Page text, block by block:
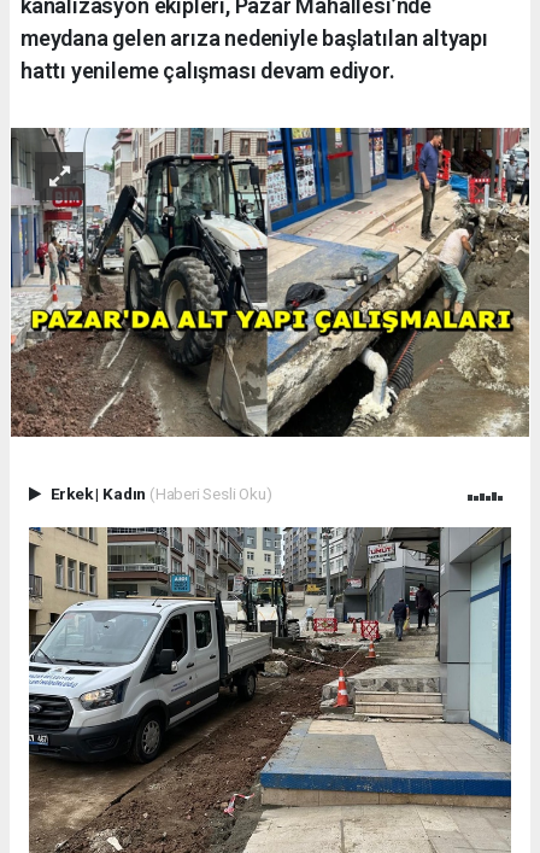
kanalizasyon ekipleri, Pazar Mahallesi’nde
meydana gelen arıza nedeniyle başlatılan altyapı
hattı yenileme çalışması devam ediyor.
Erkek| Kadın (Haberi Sesli Oku)